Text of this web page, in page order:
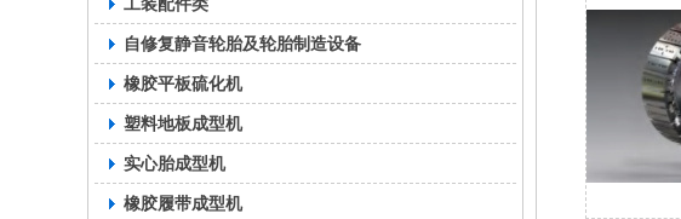
自修复静音轮胎及轮胎制造设备
橡胶平板硫化机
塑料地板成型机
实心胎成型机
橡胶履带成型机